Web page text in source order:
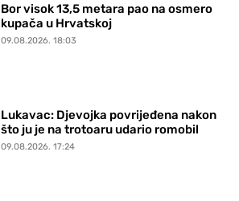
Bor visok 13,5 metara pao na osmero
kupača u Hrvatskoj
09.08.2026. 18:03
Lukavac: Djevojka povrijeđena nakon
što ju je na trotoaru udario romobil
09.08.2026. 17:24